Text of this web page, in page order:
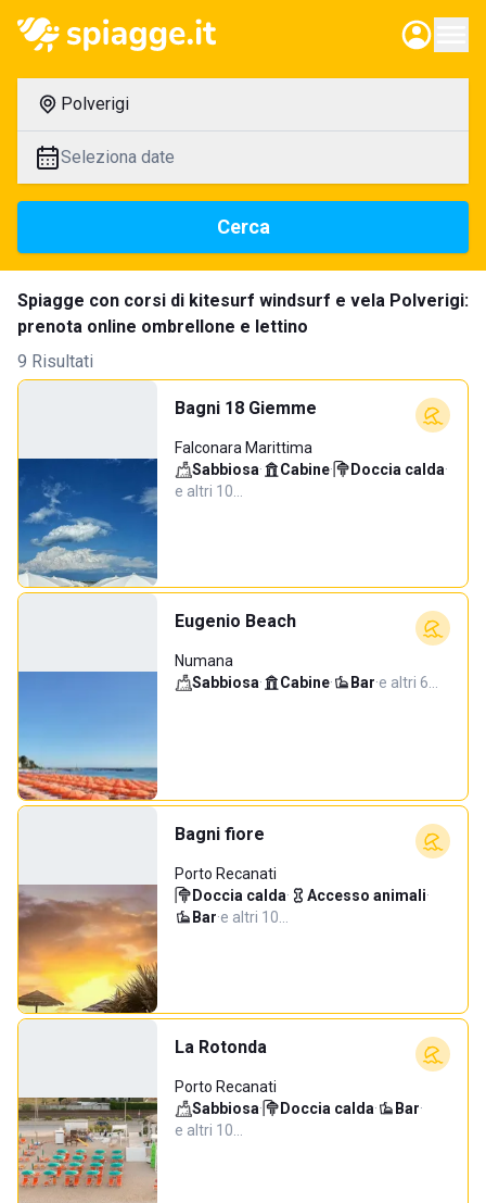
Polverigi
Seleziona date
Cerca
Spiagge con corsi di kitesurf windsurf e vela Polverigi:
prenota online ombrellone e lettino
9 Risultati
Bagni 18 Giemme
Falconara Marittima
Sabbiosa· Cabine· Doccia calda·
e altri 10…
Eugenio Beach
Numana
Sabbiosa· Cabine· Bar·e altri 6…
Bagni fiore
Porto Recanati
Doccia calda· Accesso animali·
Bar·e altri 10…
La Rotonda
Porto Recanati
Sabbiosa· Doccia calda· Bar·
e altri 10…